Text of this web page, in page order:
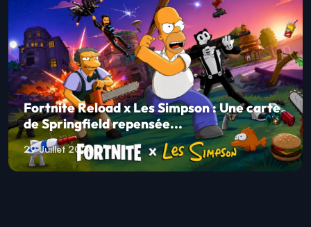
Fortnite Reload x Les Simpson : Une carte
de Springfield repensée...
29 Juillet 2026